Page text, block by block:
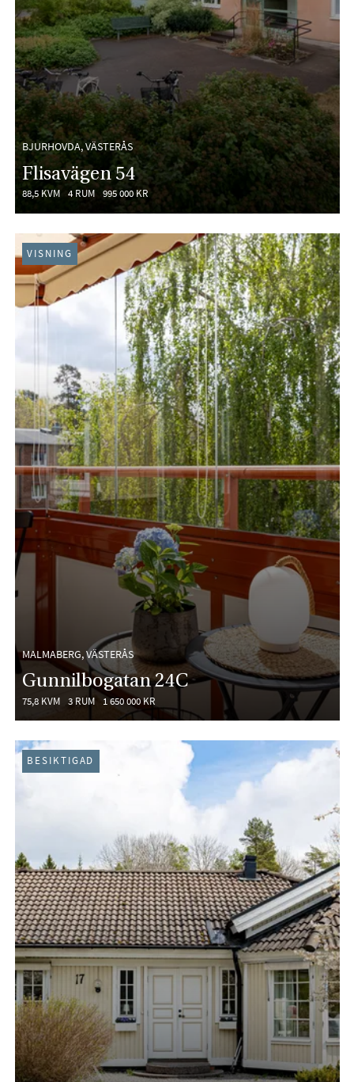
BJURHOVDA, VÄSTERÅS
Flisavägen 54
88,5 KVM 4 RUM 995 000 KR
MALMABERG, VÄSTERÅS
Gunnilbogatan 24C
75,8 KVM 3 RUM 1 650 000 KR
VISNING
BESIKTIGAD